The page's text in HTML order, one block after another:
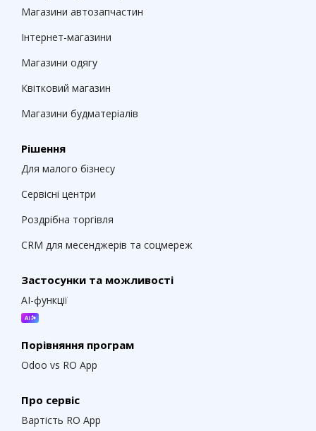
Магазини автозапчастин
Інтернет-магазини
Магазини одягу
Квітковий магазин
Магазини будматеріалів
Рішення
Для малого бізнесу
Сервісні центри
Роздрібна торгівля
CRM для месенджерів та соцмереж
Застосунки та можливості
AI-функції
Порівняння програм
Odoo vs RO App
Про сервіс
Вартість RO App